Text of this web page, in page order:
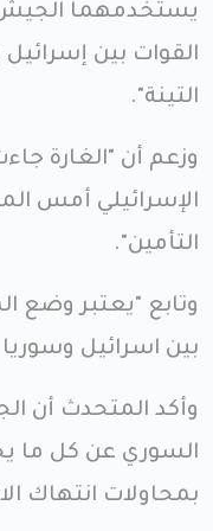
يستخدمهما الجيش
القوات بين
التينة".
وزعم أن "الغارة
الإسرائيلي أمس
التأمين".
وتابع "يعتبر وضع
بين اسرائيل وسوريا
وأكد المتحدث أن
السوري عن كل ما
بمحاولات انتهاك